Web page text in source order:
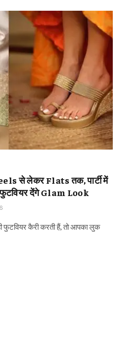
से लेकर Flats तक, पार्टी में
देंगे Glam Look
कैरी करती हैं, तो आपका लुक